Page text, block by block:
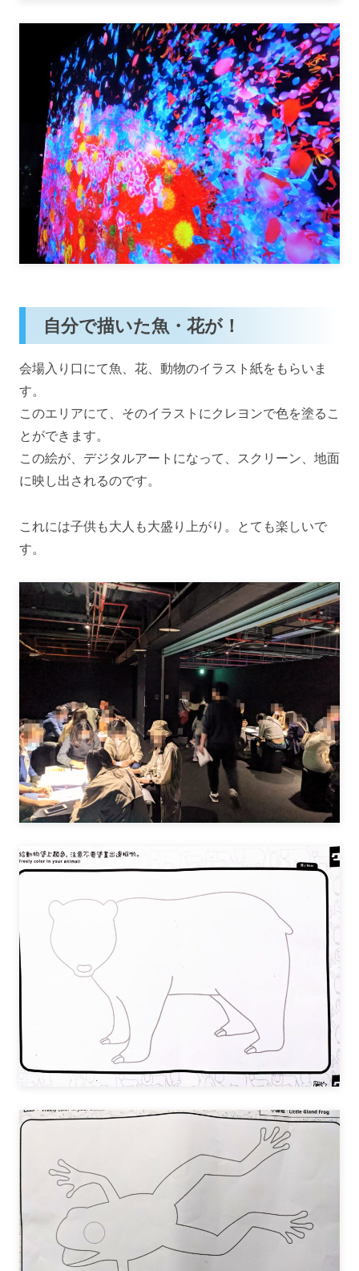
自分で描いた魚・花が！
会場入り口にて魚、花、動物のイラスト紙をもらいま
す。
このエリアにて、そのイラストにクレヨンで色を塗るこ
とができます。
この絵が、デジタルアートになって、スクリーン、地面
に映し出されるのです。
これには子供も大人も大盛り上がり。とても楽しいで
す。